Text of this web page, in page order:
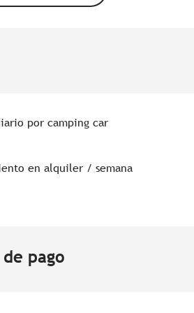
por camping car
en alquiler / semana
pago